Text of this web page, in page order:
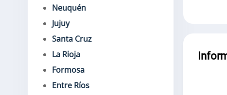
Neuquén
Jujuy
Santa Cruz
La Rioja
Formosa
Entre Ríos